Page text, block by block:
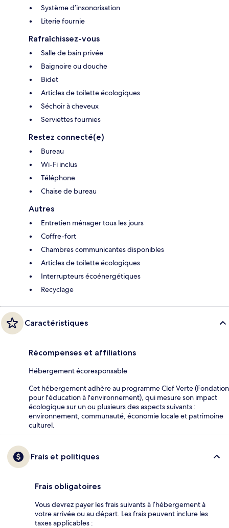
Système d’insonorisation
Literie fournie
Rafraîchissez-vous
Salle de bain privée
Baignoire ou douche
Bidet
Articles de toilette écologiques
Séchoir à cheveux
Serviettes fournies
Restez connecté(e)
Bureau
Wi-Fi inclus
Téléphone
Chaise de bureau
Autres
Entretien ménager tous les jours
Coffre-fort
Chambres communicantes disponibles
Articles de toilette écologiques
Interrupteurs écoénergétiques
Recyclage
Caractéristiques
Récompenses et affiliations
Hébergement écoresponsable
Cet hébergement adhère au programme Clef Verte (Fondation
pour l'éducation à l'environnement), qui mesure son impact
écologique sur un ou plusieurs des aspects suivants :
environnement, communauté, économie locale et patrimoine
culturel.
Frais et politiques
Frais obligatoires
Vous devrez payer les frais suivants à l’hébergement à
votre arrivée ou au départ. Les frais peuvent inclure les
taxes applicables :